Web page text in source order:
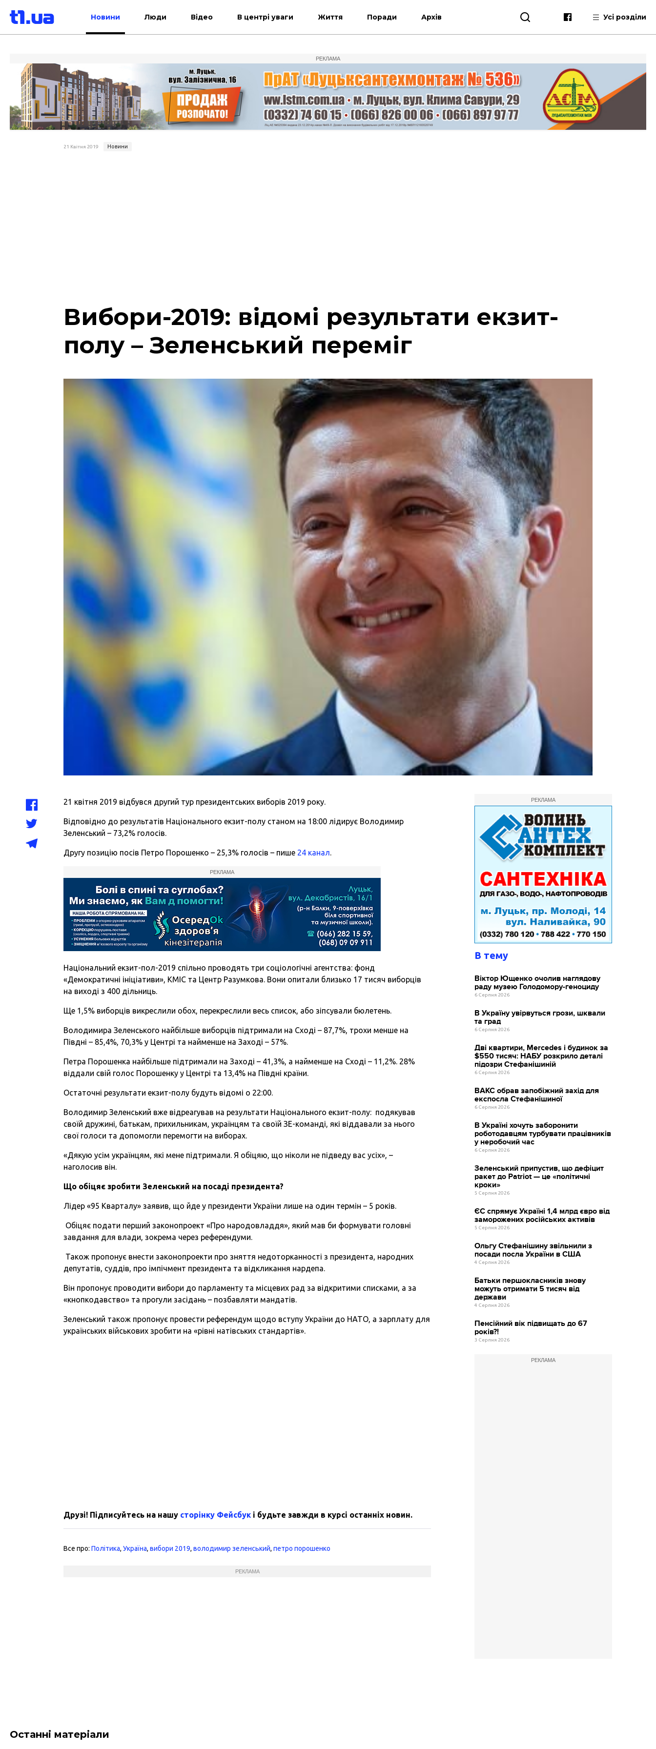
Новини Люди Відео В центрі уваги Життя Поради Архів Усі розділи
РЕКЛАМА
21 Квітня 2019 Новини
Вибори-2019: відомі результати екзит-
полу – Зеленський переміг
21 квітня 2019 відбувся другий тур президентських виборів 2019 року.
Відповідно до результатів Національного екзит-полу станом на 18:00 лідирує Володимир
Зеленський – 73,2% голосів.
Другу позицію посів Петро Порошенко – 25,3% голосів – пише 24 канал.
РЕКЛАМА
Національний екзит-пол-2019 спільно проводять три соціологічні агентства: фонд
«Демократичні ініціативи», КМІС та Центр Разумкова. Вони опитали близько 17 тисяч виборців
на виході з 400 дільниць.
Ще 1,5% виборців викреслили обох, перекреслили весь список, або зіпсували бюлетень.
Володимира Зеленського найбільше виборців підтримали на Сході – 87,7%, трохи менше на
Півдні – 85,4%, 70,3% у Центрі та найменше на Заході – 57%.
Петра Порошенка найбільше підтримали на Заході – 41,3%, а найменше на Сході – 11,2%. 28%
віддали свій голос Порошенку у Центрі та 13,4% на Півдні країни.
Остаточні результати екзит-полу будуть відомі о 22:00.
Володимир Зеленський вже відреагував на результати Національного екзит-полу: подякував
своїй дружині, батькам, прихильникам, українцям та своїй ЗЕ-команді, які віддавали за нього
свої голоси та допомогли перемогти на виборах.
«Дякую усім українцям, які мене підтримали. Я обіцяю, що ніколи не підведу вас усіх», –
наголосив він.
Що обіцяє зробити Зеленський на посаді президента?
Лідер «95 Кварталу» заявив, що йде у президенти України лише на один термін – 5 років.
Обіцяє подати перший законопроект «Про народовладдя», який мав би формувати головні
завдання для влади, зокрема через референдуми.
Також пропонує внести законопроекти про зняття недоторканності з президента, народних
депутатів, суддів, про імпічмент президента та відкликання нардепа.
Він пропонує проводити вибори до парламенту та місцевих рад за відкритими списками, а за
«кнопкодавство» та прогули засідань – позбавляти мандатів.
Зеленський також пропонує провести референдум щодо вступу України до НАТО, а зарплату для
українських військових зробити на «рівні натівських стандартів».
Друзі! Підписуйтесь на нашу сторінку Фейсбук і будьте завжди в курсі останніх новин.
Все про:Політика,Україна,вибори 2019,володимир зеленський,петро порошенко
РЕКЛАМА
РЕКЛАМА
В тему
Віктор Ющенко очолив наглядову
раду музею Голодомору-геноциду
6 Серпня 2026
В Україну увірвуться грози, шквали
та град
6 Серпня 2026
Дві квартири, Mercedes і будинок за
$550 тисяч: НАБУ розкрило деталі
підозри Стефанішиній
6 Серпня 2026
ВАКС обрав запобіжний захід для
експосла Стефанішиної
6 Серпня 2026
В Україні хочуть заборонити
роботодавцям турбувати працівників
у неробочий час
6 Серпня 2026
Зеленський припустив, що дефіцит
ракет до Patriot — це «політичні
кроки»
5 Серпня 2026
ЄС спрямує Україні 1,4 млрд євро від
заморожених російських активів
5 Серпня 2026
Ольгу Стефанішину звільнили з
посади посла України в США
4 Серпня 2026
Батьки першокласників знову
можуть отримати 5 тисяч від
держави
4 Серпня 2026
Пенсійний вік підвищать до 67
років?!
3 Серпня 2026
РЕКЛАМА
Останні матеріали